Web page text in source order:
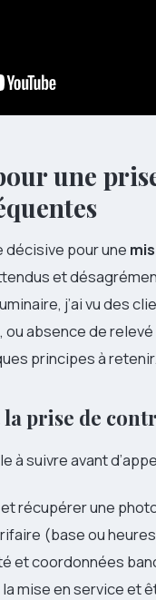
une
décisive pour une
et
j’ai vu des
ou absence de
principes à
prise de
à suivre avant
et récupérer une
(base ou
et coordonnées
mise en service et